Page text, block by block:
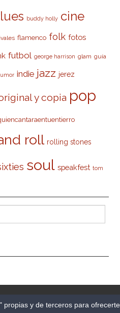
buddy holly cine
flamenco folk fotos
futbol george harrison glam guía
indie jazz jerez
y copia pop
roll rolling stones
soul speakfest tom
LOS DERECHOS
propias y de terceros para